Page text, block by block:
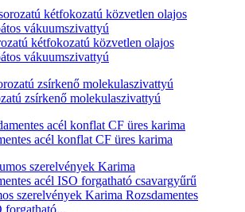
kétfokozatú közvetlen olajos
vákuumszivattyú
zsírkenő molekulaszivattyú
acél konflat CF üres karima
szerelvények Karima Rozsdamentes